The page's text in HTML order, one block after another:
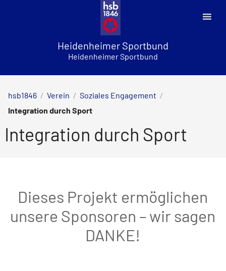
Heidenheimer Sportbund
Heidenheimer Sportbund
hsb1846 / Verein / Soziales Engagement /
Integration durch Sport
Integration durch Sport
Dieses Projekt ermöglichen
unsere Sponsoren – wir sagen
DANKE!